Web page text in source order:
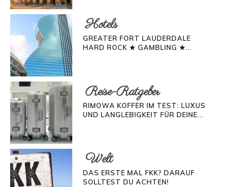
Hotels
GREATER FORT LAUDERDALE
HARD ROCK ★ GAMBLING ★...
Reise-Ratgeber
RIMOWA KOFFER IM TEST: LUXUS
UND LANGLEBIGKEIT FÜR DEINE...
Welt
DAS ERSTE MAL FKK? DARAUF
SOLLTEST DU ACHTEN!